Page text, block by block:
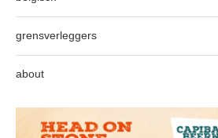
grensverleggers
about